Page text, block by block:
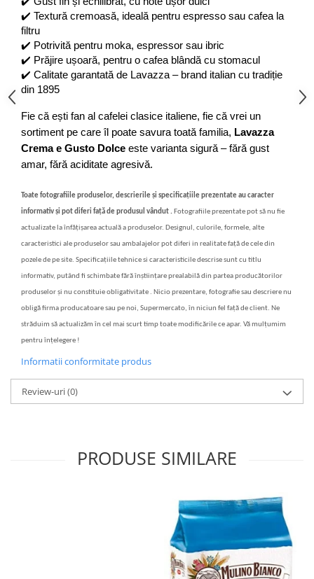
✔️ Textură cremoasă, ideală pentru espresso sau cafea la
filtru
✔️ Potrivită pentru moka, espressor sau ibric
✔️ Prăjire ușoară, pentru o cafea blândă cu stomacul
✔️ Calitate garantată de Lavazza – brand italian cu tradiție
din 1895
Fie că ești fan al cafelei clasice italiene, fie că vrei un
sortiment pe care îl poate savura toată familia, Lavazza
Crema e Gusto Dolce este varianta sigură – fără gust
amar, fără aciditate agresivă.
Toate fotografiile produselor, descrierile și specificațiile prezentate au caracter
informativ și pot diferi față de produsul vândut . Fotografiile prezentate pot să nu fie
actualizate la înfățișarea actuală a produselor. Designul, culorile, formele, alte
caracteristici ale produselor sau ambalajelor pot diferi in realitate față de cele din
pozele de pe site. Specificațiile tehnice si caracteristicile descrise sunt cu titlu
informativ, putând fi schimbate fără înștiințare prealabilă din partea producătorilor
produselor și nu constituie obligativitate . Nicio prezentare, fotografie sau descriere nu
obligă firma producatoare sau pe noi, Supermercato, în niciun fel față de client. Ne
străduim să actualizăm în cel mai scurt timp toate modificările ce apar. Vă mulțumim
pentru înțelegere !
Informatii conformitate produs
Review-uri(0)
PRODUSE SIMILARE